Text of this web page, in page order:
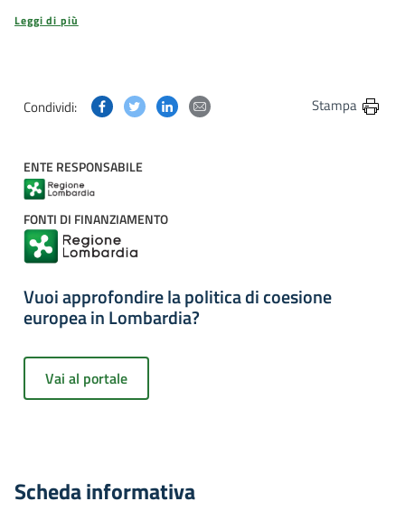
Leggi di più
Condividi: Condividi questa pagina su Facebook
Condividi questa pagina su Twitter
Condividi questa pagina su Linkedin
Condividi questa pagina via
Stampa
ENTE RESPONSABILE
FONTI DI FINANZIAMENTO
Vuoi approfondire la politica di coesione
europea in Lombardia?
Vai al portale
Scheda informativa